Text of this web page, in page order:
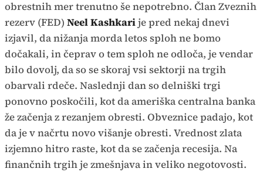
obrestnih mer trenutno še nepotrebno. Član Zveznih
rezerv (FED) Neel Kashkarije pred nekaj dnevi
izjavil, da nižanja morda letos sploh ne bomo
dočakali, in čeprav o tem sploh ne odloča, je vendar
bilo dovolj, da so se skoraj vsi sektorji na trgih
obarvali rdeče. Naslednji dan so delniški trgi
ponovno poskočili, kot da ameriška centralna banka
že začenja z rezanjem obresti. Obveznice padajo, kot
da je v načrtu novo višanje obresti. Vrednost zlata
izjemno hitro raste, kot da se začenja recesija. Na
finančnih trgih je zmešnjava in veliko negotovosti.